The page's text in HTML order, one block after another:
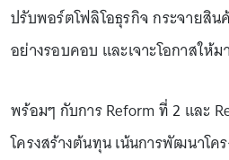
ปรับพอร์ตโฟลิโอธุรกิจ กระจายสิ
อย่างรอบคอบ และเจาะโอกาสให้ม
พร้อมๆ กับการ Reform ที่ 2 และ
โครงสร้างต้นทุน เน้นการพัฒนาโ